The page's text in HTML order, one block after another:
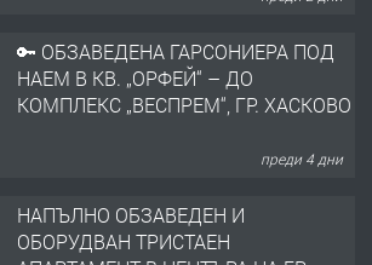
🔑 ОБЗАВЕДЕНА ГАРСОНИЕРА ПОД
НАЕМ В КВ. „ОРФЕЙ“ – ДО
КОМПЛЕКС „ВЕСПРЕМ“, ГР. ХАСКОВО
преди 4 дни
НАПЪЛНО ОБЗАВЕДЕН И
ОБОРУДВАН ТРИСТАЕН
АПАРТАМЕНТ В ЦЕНТЪРА НА ГР.